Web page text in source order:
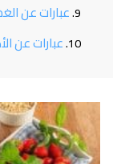
عبارات عن
عبارات عن